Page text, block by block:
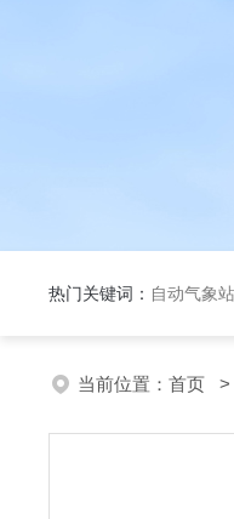
热门关键词： 自动气象
当前位置： 首页 >